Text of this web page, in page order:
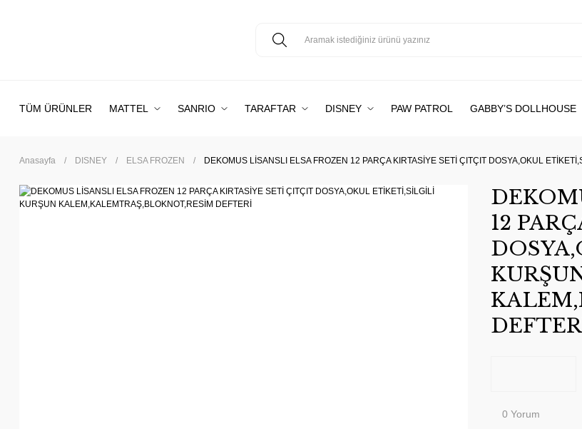
TÜM ÜRÜNLER MATTEL SANRIO TARAFTAR DISNEY PAW PATROL GABBY’S DOLLHOUSE
Anasayfa DISNEY ELSA FROZEN DEKOMUS LİSANSLI ELSA FROZEN 12 PARÇA KIRTASİYE SETİ ÇITÇIT DOSYA,OKUL
12
0 Yorum